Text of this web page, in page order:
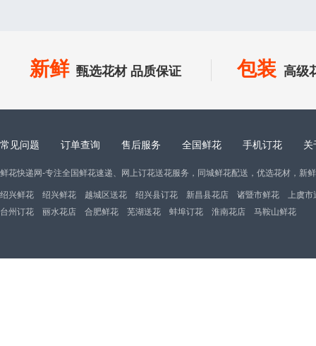
新鲜 甄选花材 品质保证 包装 高级
常见问题 订单查询 售后服务 全国鲜花 手机订花 关
鲜花快递网-专注全国鲜花速递、网上订花送花服务，同城鲜花配送，优选花材，新
绍兴鲜花 绍兴鲜花 越城区送花 绍兴县订花 新昌县花店 诸暨市鲜花
上虞市
台州订花
丽水花店 合肥鲜花 芜湖送花 蚌埠订花 淮南花店 马鞍山鲜花